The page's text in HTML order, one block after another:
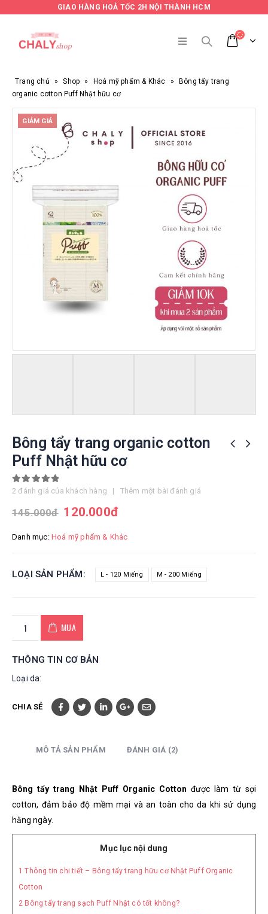
GIAO HÀNG HOẢ TỐC 2H NỘI THÀNH HCM
Trang chủ » Shop » Hoá mỹ phẩm & Khác »
Bông tẩy trang
organic cotton Puff Nhật hữu cơ
GIẢM GIÁ
Bông tẩy trang organic cotton
Puff Nhật hữu cơ
5.00out of 5
2 đánh giá của khách hàng | Thêm một bài đánh giá
145.000đ 120.000đ
Danh mục: Hoá mỹ phẩm & Khác
LOẠI SẢN PHẨM L - 120 Miếng M - 200 Miếng
MUA
THÔNG TIN CƠ BẢN
Loại da:
CHIA SẺ
MÔ TẢ SẢN PHẨM ĐÁNH GIÁ (2)
Bông tẩy trang Nhật Puff Organic Cotton được làm từ sợi
cotton, đảm bảo độ mềm mại và an toàn cho da khi sử dụng
hằng ngày.
Mục lục nội dung
1 Thông tin chi tiết – Bông tẩy trang hữu cơ Nhật Puff Organic
Cotton
2 Bông tẩy trang sạch Puff Nhật có tốt không?